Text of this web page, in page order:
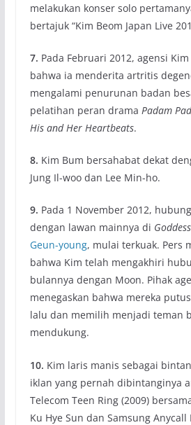
melakukan konser solo
bertajuk “Kim Beom Japan Live
7. Pada Februari 2012, agensi
bahwa ia menderita artritis
mengalami penurunan badan
pelatihan peran drama Padam
His and Her Heartbeats.
8. Kim Bum bersahabat dekat
Jung Il-woo dan Lee Min-ho.
9. Pada 1 November 2012,
dengan lawan mainnya di
Geun-young, mulai terkuak. Pers
bahwa Kim telah mengakhiri
bulannya dengan Moon. Pihak
menegaskan bahwa mereka
lalu dan memilih menjadi teman
mendukung.
10. Kim laris manis sebagai
iklan yang pernah dibintanginya
Telecom Teen Ring (2009)
Ku Hye Sun dan Samsung Anycall